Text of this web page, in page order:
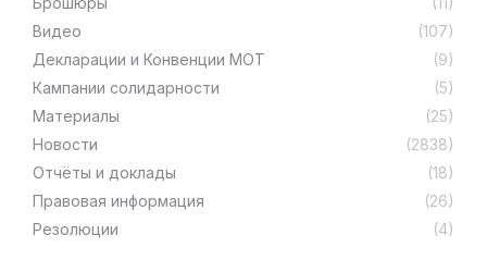
Видео
(107)
Декларации и Конвенции МОТ
(9)
Кампании солидарности
(5)
Материалы
(25)
Новости
(2838)
Отчёты и доклады
(18)
Правовая информация
(26)
Резолюции
(4)